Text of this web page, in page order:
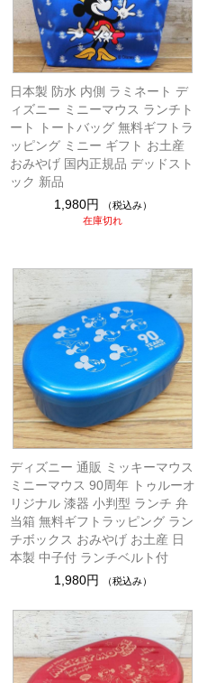
日本製 防水 内側 ラミネート デ
ィズニー ミニーマウス ランチト
ート トートバッグ 無料ギフトラ
ッピング ミニー ギフト お土産
おみやげ 国内正規品 デッドスト
ック 新品
1,980円
（税込み）
在庫切れ
ディズニー 通販 ミッキーマウス
ミニーマウス 90周年 トゥルーオ
リジナル 漆器 小判型 ランチ 弁
当箱 無料ギフトラッピング ラン
チボックス おみやげ お土産 日
本製 中子付 ランチベルト付
1,980円
（税込み）